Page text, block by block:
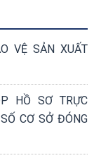
VỆ SẢN XUẤT
HỒ SƠ TRỰC
CƠ SỞ ĐÓNG